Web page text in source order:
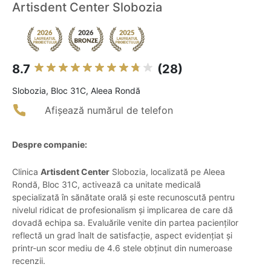
Artisdent Center Slobozia
8.7 (28)
Slobozia, Bloc 31C, Aleea Rondă
Afișează numărul de telefon
Despre companie:
Clinica Artisdent Center Slobozia, localizată pe Aleea
Rondă, Bloc 31C, activează ca unitate medicală
specializată în sănătate orală și este recunoscută pentru
nivelul ridicat de profesionalism și implicarea de care dă
dovadă echipa sa. Evaluările venite din partea pacienților
reflectă un grad înalt de satisfacție, aspect evidențiat și
printr-un scor mediu de 4.6 stele obținut din numeroase
recenzii.